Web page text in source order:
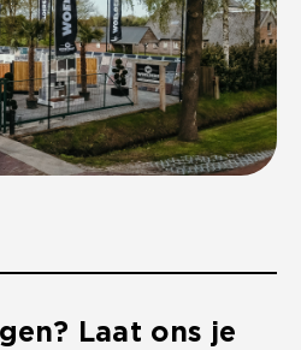
Laat ons je